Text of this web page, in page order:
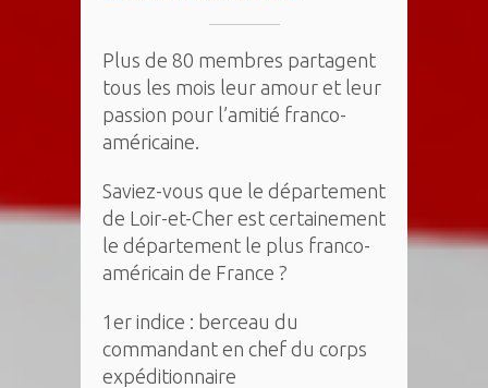
Plus de 80 membres partagent
tous les mois leur amour et leur
passion pour l’amitié franco-
américaine.
Saviez-vous que le département
de Loir-et-Cher est certainement
le département le plus franco-
américain de France ?
1er indice : berceau du
commandant en chef du corps
expéditionnaire